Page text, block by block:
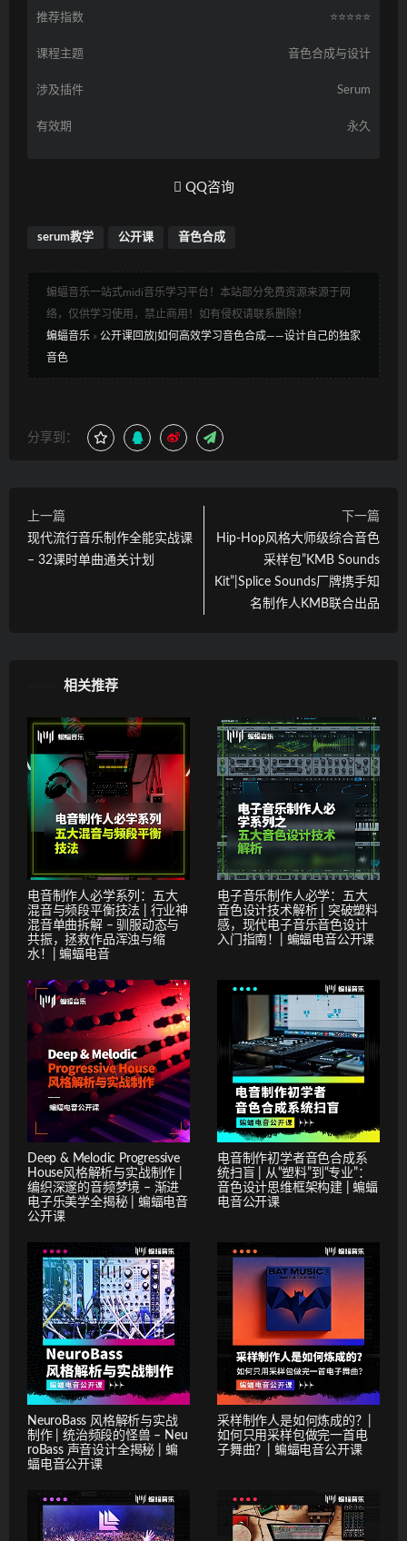
推荐指数 ⭐️⭐️⭐️⭐️⭐️
课程主题 音色合成与设计
涉及插件 Serum
有效期 永久
QQ咨询
serum教学 公开课 音色合成
蝙蝠音乐一站式midi音乐学习平台！本站部分免费资源来源于网
络，仅供学习使用，禁止商用！如有侵权请联系删除！
蝙蝠音乐 » 公开课回放|如何高效学习音色合成——设计自己的独家
音色
分享到：
上一篇
现代流行音乐制作全能实战课
– 32课时单曲通关计划
下一篇
Hip-Hop风格大师级综合音色
采样包”KMB Sounds
Kit”|Splice Sounds厂牌携手知
名制作人KMB联合出品
相关推荐
电音制作人必学系列：五大
混音与频段平衡技法 | 行业神
混音单曲拆解 – 驯服动态与
共振，拯救作品浑浊与缩
水！| 蝙蝠电音
电子音乐制作人必学：五大
音色设计技术解析 | 突破塑料
感，现代电子音乐音色设计
入门指南！| 蝙蝠电音公开课
Deep & Melodic Progressive
House风格解析与实战制作 |
编织深邃的音频梦境 – 渐进
电子乐美学全揭秘 | 蝙蝠电音
公开课
电音制作初学者音色合成系
统扫盲 | 从“塑料”到“专业”：
音色设计思维框架构建 | 蝙蝠
电音公开课
NeuroBass 风格解析与实战
制作 | 统治频段的怪兽 – Neu
roBass 声音设计全揭秘 | 蝙
蝠电音公开课
采样制作人是如何炼成的？|
如何只用采样包做完一首电
子舞曲？| 蝙蝠电音公开课